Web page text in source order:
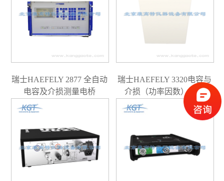
瑞士HAEFELY 2877 全自动
电容及介损测量电桥
瑞士HAEFELY 3320电容与
介损（功率因数）测量